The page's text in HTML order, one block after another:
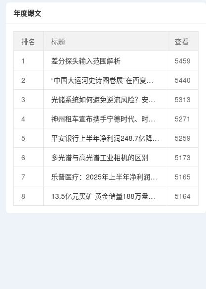
年度爆文
排名 标题
查看
1
差分探头输入范围解析
5459
2
“中国大运河史诗图卷展”在西夏陵
博物馆开幕 两大世界文化遗产开启
跨时空对话,“中国大运河史诗图卷
展”在西夏陵博物馆开幕 两大世界
文化遗产开启跨时空对话
5440
3
光储系统如何避免逆流风险？安科
瑞ADL200N/ADL400N无线监测方
案详解
5313
4
神州租车宣布携手宁德时代、时代
电服、招银金租，围绕新能源汽车
换电业务展开合作
5271
5
平安银行上半年净利润248.7亿降
3.9%，营收降10%
5259
6
多光谱与高光谱工业相机的区别
5173
7
乐普医疗：2025年上半年净利润
6.91亿元 拟10派1.6275元
5165
8
13.5亿元买矿 黄金储量188万盎
司？盛屯矿业回应：不是“捡漏”
5164